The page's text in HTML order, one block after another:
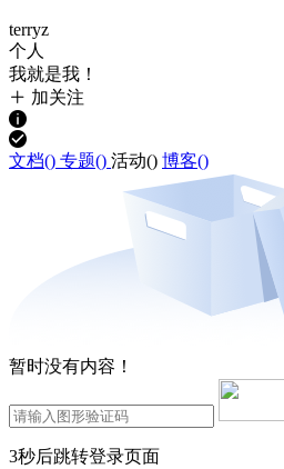
terryz
个人
我就是我！
加关注
文档() 专题() 活动() 博客()
暂时没有内容！
3秒后跳转登录页面